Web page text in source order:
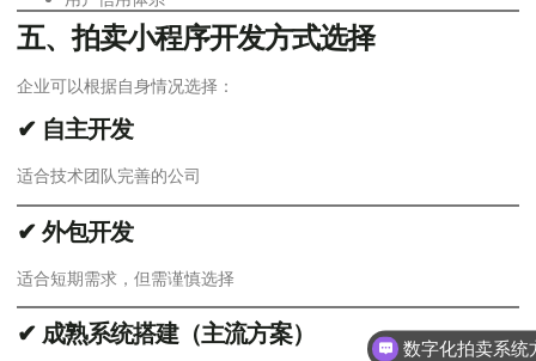
五、拍卖小程序开发方式选择
企业可以根据自身情况选择：
✔ 自主开发
适合技术团队完善的公司
✔ 外包开发
适合短期需求，但需谨慎选择
✔ 成熟系统搭建（主流方案）
数字化拍卖系统